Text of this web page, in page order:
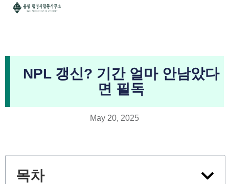
NPL 갱신? 기간 얼마 안남았다
면 필독
May 20, 2025
목차